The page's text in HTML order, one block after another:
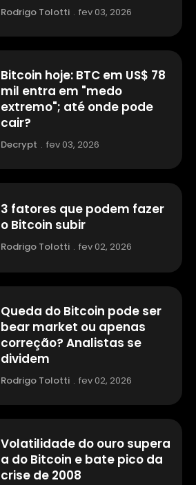
Rodrigo Tolotti . fev 03, 2026
Bitcoin hoje: BTC em US$ 78
mil entra em "medo
extremo"; até onde pode
cair?
Decrypt . fev 03, 2026
3 fatores que podem fazer
o Bitcoin subir
Rodrigo Tolotti . fev 02, 2026
Queda do Bitcoin pode ser
bear market ou apenas
correção? Analistas se
dividem
Rodrigo Tolotti . fev 02, 2026
Volatilidade do ouro supera
a do Bitcoin e bate pico da
crise de 2008